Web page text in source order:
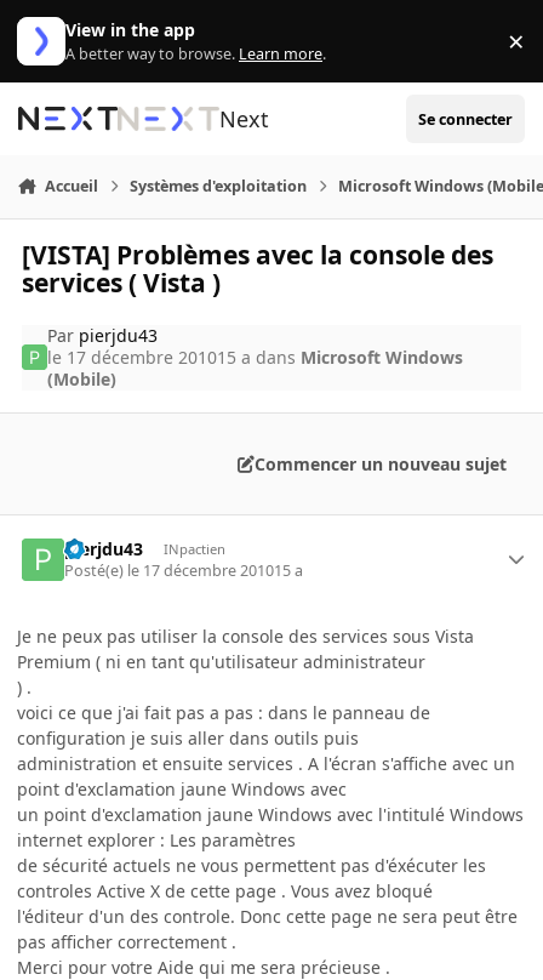
Aller au contenu
View in the app
A better way to browse. Learn more. ×
Next Se connecter
Accueil Systèmes d'exploitation Microsoft Windows
[VISTA] Problèmes avec la console des
services ( Vista )
Par pierjdu43
le 17 décembre 201015 a dans Microsoft Windows
(Mobile)
Commencer un nouveau sujet
pierjdu43 INpactien
Posté(e) le 17 décembre 201015 a
Je ne peux pas utiliser la console des services sous Vista
Premium ( ni en tant qu'utilisateur administrateur
) .
voici ce que j'ai fait pas a pas : dans le panneau de
configuration je suis aller dans outils puis
administration et ensuite services . A l'écran s'affiche avec un
point d'exclamation jaune Windows avec
un point d'exclamation jaune Windows avec l'intitulé Windows
internet explorer : Les paramètres
de sécurité actuels ne vous permettent pas d'éxécuter les
controles Active X de cette page . Vous avez bloqué
l'éditeur d'un des controle. Donc cette page ne sera peut être
pas afficher correctement .
Merci pour votre Aide qui me sera précieuse .